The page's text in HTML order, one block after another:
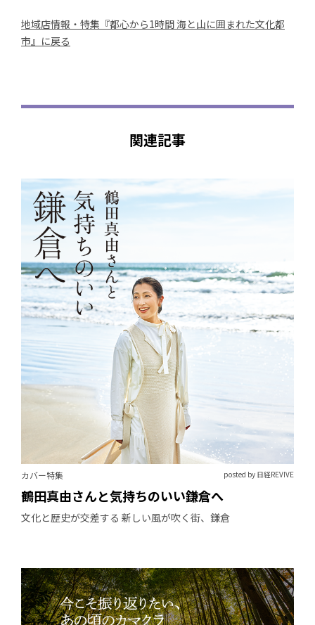
地域店情報・特集『都心から1時間 海と山に囲まれた文化都
市』に戻る
関連記事
カバー特集 posted by 日経REVIVE
鶴田真由さんと気持ちのいい鎌倉へ
文化と歴史が交差する 新しい風が吹く街、鎌倉